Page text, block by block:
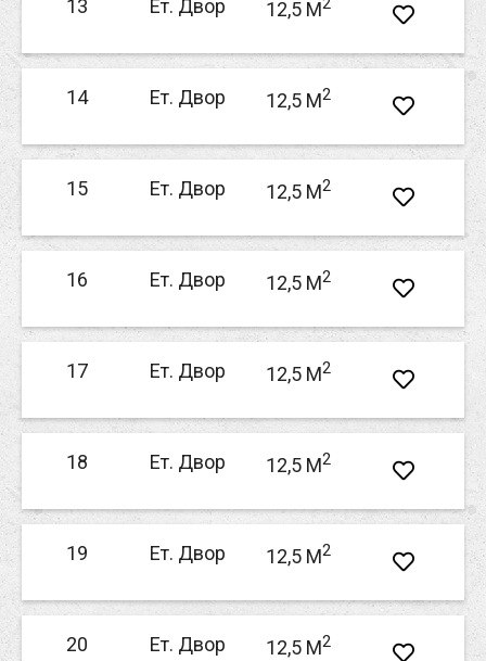
13 Ет. Двор 12,5 M
14 Ет. Двор 12,5 M2
15 Ет. Двор 12,5 M2
16 Ет. Двор 12,5 M2
17 Ет. Двор 12,5 M2
18 Ет. Двор 12,5 M2
19 Ет. Двор 12,5 M2
20 Ет. Двор 12,5 M2